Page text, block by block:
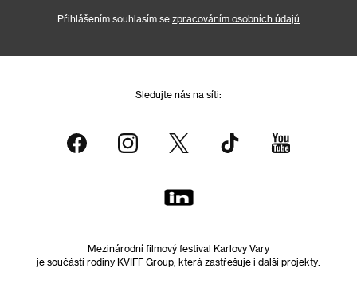
Přihlášením souhlasím se zpracováním osobních údajů
Sledujte nás na síti:
Mezinárodní filmový festival Karlovy Vary
je součástí rodiny KVIFF Group, která zastřešuje i další projekty: